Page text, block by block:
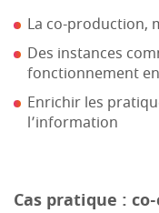
La co-production,
Des instances
fonctionnement
Enrichir les
l’information
Cas pratique :